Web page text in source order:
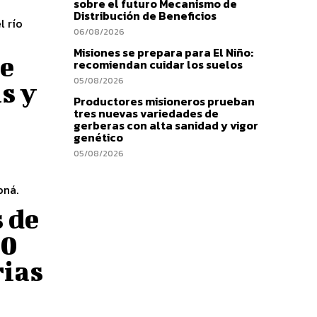
río
y
sobre el futuro Mecanismo de
Distribución de Beneficios
06/08/2026
Misiones se prepara para El Niño:
recomiendan cuidar los suelos
05/08/2026
Productores misioneros prueban
tres nuevas variedades de
gerberas con alta sanidad y vigor
genético
05/08/2026